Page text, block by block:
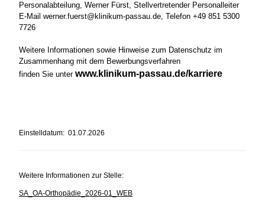
Personalabteilung, Werner Fürst, Stellvertretender Personalleiter
E-Mail werner.fuerst@klinikum-passau.de, Telefon +49 851 5300
7726
Weitere Informationen sowie Hinweise zum Datenschutz im
Zusammenhang mit dem Bewerbungsverfahren
finden Sie unter www.klinikum-passau.de/karriere
Einstelldatum: 01.07.2026
Weitere Informationen zur Stelle:
SA_OA-Orthopädie_2026-01_WEB